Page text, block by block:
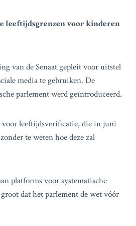
leeftijdsgrenzen voor kinderen
van de Senaat gepleit voor uitstel
media te gebruiken. De
parlement werd geïntroduceerd.
voor leeftijdsverificatie, die in juni
te weten hoe deze zal
platforms voor systematische
dat het parlement de wet vóór